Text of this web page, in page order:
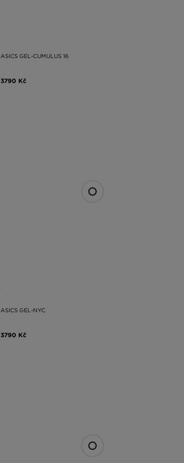
ASICS GEL-CUMULUS 16
3790 Kč
ASICS GEL-NYC
3790 Kč